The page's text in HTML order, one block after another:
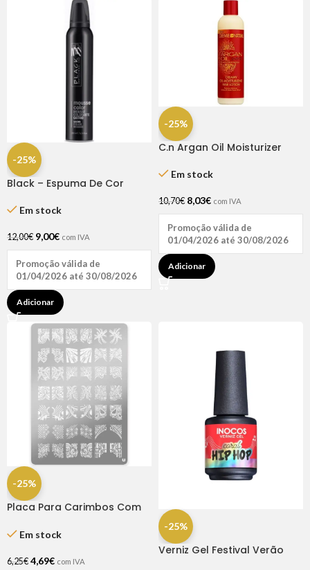
-25%
Black – Espuma De Cor
Em stock
12,00€ 9,00€ com IVA
Promoção válida de
01/04/2026 até 30/08/2026
Adicionar
-25%
C.n Argan Oil Moisturizer
Em stock
10,70€ 8,03€ com IVA
Promoção válida de
01/04/2026 até 30/08/2026
Adicionar
-25%
Placa Para Carimbos Com
Em stock
6,25€ 4,69€ com IVA
-25%
Verniz Gel Festival Verão